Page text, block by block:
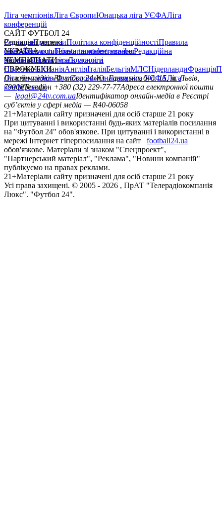
Ліга чемпіонівЛіга ЄвропиЮнацька ліга УЄФАЛіга
конференцій
САЙТ ФУТБОЛ 24
РедакціяПрогнозиПолітика конфіденційностіПравила
сайтуКонтактиПравила коментуванняРедакційна
політикаСтруктура власності
Соціальні мережі
facebookxyoutubeinstagramtelegramviber
УКРАЇНА
УкраїнаПерша лігаДруга ліга
ЧЕМПІОНАТИ
НімеччинаІспаніяАнгліяІталіяБельгіяМЛСНідерландиФранція
ЄВРОКУБКИ
Ліга чемпіонівЛіга ЄвропиЮнацька ліга УЄФАЛіга
конференцій
Онлайн-медіа «Футбол 24»пл. Галицька, буд. 15, м. Львів,
79008Телефон +380 (32) 229-77-77Адреса електронної пошти
— legal@24tv.com.uaІдентифікатор онлайн-медіа в Реєстрі
суб’єктів у сфері медіа — R40-06058
21+Матеріали сайту призначені для осіб старше 21 року
При цитуванні і використанні будь-яких матеріалів посилання
на "Футбол 24" обов'язкове. При цитуванні і використанні в
мережі Інтернет гіперпосилання на сайт
football24.ua
обов'язкове. Матеріали зі знаком "Спецпроект",
"Партнерський матеріал", "Реклама", "Новини компаній"
публікуємо на правах реклами.
21+Матеріали сайту призначені для осіб старше 21 року
Усi права захищенi. © 2005 - 2026 , ПрАТ "Телерадіокомпанія
Люкс". "Футбол 24".